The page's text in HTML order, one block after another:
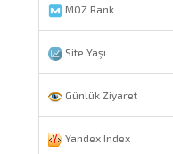
MOZ Rank
Site Yaşı
Günlük Ziyaret
Yandex Index